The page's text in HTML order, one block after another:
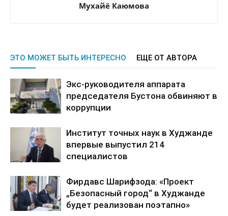
Мухайё Каюмова
ЭТО МОЖЕТ БЫТЬ ИНТЕРЕСНО ЕЩЕ ОТ АВТОРА
Экс-руководителя аппарата
председателя Бустона обвиняют в
коррупции
Институт точных наук в Худжанде
впервые выпустил 214
специалистов
Фирдавс Шарифзода: «Проект
„Безопасный город“ в Худжанде
будет реализован поэтапно»